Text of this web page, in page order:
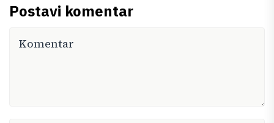
Postavi komentar